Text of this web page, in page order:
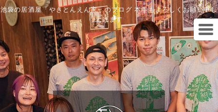
池袋の居酒屋「やきとんえん家」のブログ 本年もよろしくお願い申し
上げます